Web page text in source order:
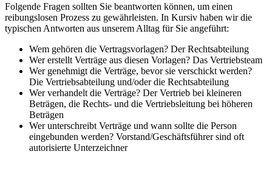
Folgende Fragen sollten Sie beantworten können, um einen
reibungslosen Prozess zu gewährleisten. In Kursiv haben wir die
typischen Antworten aus unserem Alltag für Sie angeführt:
Wem gehören die Vertragsvorlagen? Der Rechtsabteilung
Wer erstellt Verträge aus diesen Vorlagen? Das Vertriebsteam
Wer genehmigt die Verträge, bevor sie verschickt werden?
Die Vertriebsabteilung und/oder die Rechtsabteilung
Wer verhandelt die Verträge? Der Vertrieb bei kleineren
Beträgen, die Rechts- und die Vertriebsleitung bei höheren
Beträgen
Wer unterschreibt Verträge und wann sollte die Person
eingebunden werden? Vorstand/Geschäftsführer sind oft
autorisierte Unterzeichner